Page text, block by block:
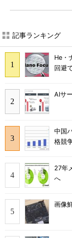
記事ランキング
He・
回避
AIサ
中国
格競
27年
へ
画像